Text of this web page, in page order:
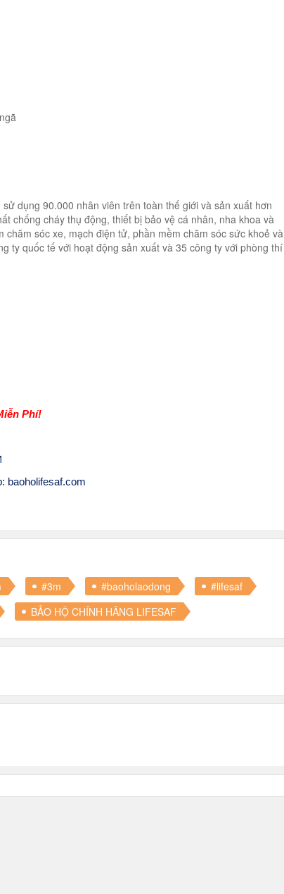
dụng 90.000 nhân viên trên toàn thế giới và sản xuất hơn
chống cháy thụ động, thiết bị bảo vệ cá nhân, nha khoa và
sóc xe, mạch điện tử, phần mềm chăm sóc sức khoẻ và
ty quốc tế với hoạt động sản xuất và 35 công ty với phòng thí
Phí!
baoholifesaf.com
#3m #baoholaodong
#lifesaf
BẢO HỘ CHÍNH HÃNG LIFESAF